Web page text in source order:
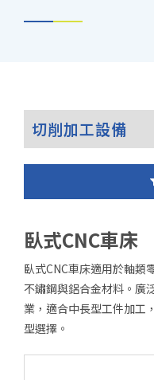
臥式CNC車床
臥式CNC車床適用於軸類
不鏽鋼與鋁合金材料。廣
業，適合中長型工件加工
型選擇。
切削加工設備
人才招募
投資人專區
售後服務
聯絡我們
產品洽詢車 0
方案洽詢車